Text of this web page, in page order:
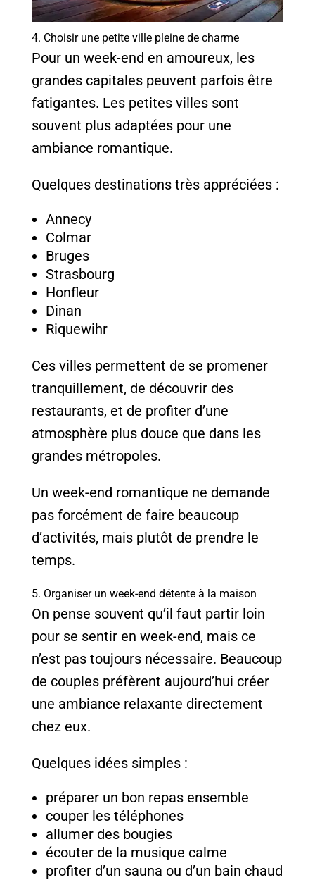
4. Choisir une petite ville pleine de charme
Pour un week-end en amoureux, les
grandes capitales peuvent parfois être
fatigantes. Les petites villes sont
souvent plus adaptées pour une
ambiance romantique.
Quelques destinations très appréciées :
Annecy
Colmar
Bruges
Strasbourg
Honfleur
Dinan
Riquewihr
Ces villes permettent de se promener
tranquillement, de découvrir des
restaurants, et de profiter d’une
atmosphère plus douce que dans les
grandes métropoles.
Un week-end romantique ne demande
pas forcément de faire beaucoup
d’activités, mais plutôt de prendre le
temps.
5. Organiser un week-end détente à la maison
On pense souvent qu’il faut partir loin
pour se sentir en week-end, mais ce
n’est pas toujours nécessaire. Beaucoup
de couples préfèrent aujourd’hui créer
une ambiance relaxante directement
chez eux.
Quelques idées simples :
préparer un bon repas ensemble
couper les téléphones
allumer des bougies
écouter de la musique calme
profiter d’un sauna ou d’un bain chaud